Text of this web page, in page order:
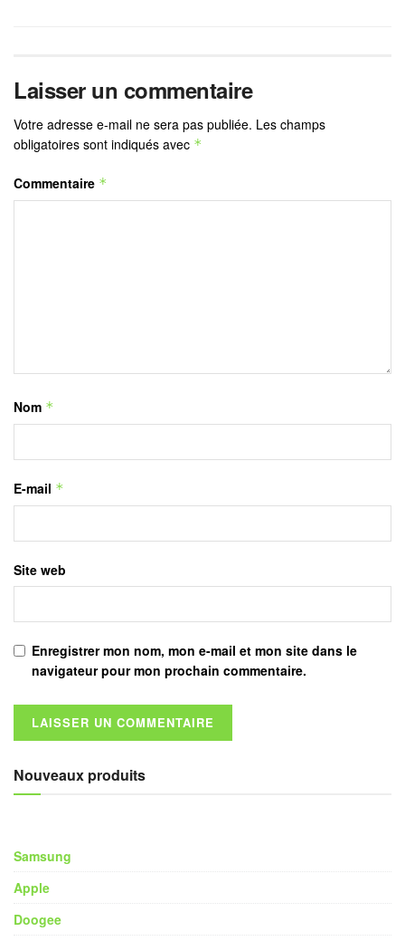
Laisser un commentaire
Votre adresse e-mail ne sera pas publiée. Les champs
obligatoires sont indiqués avec *
Commentaire *
Nom *
E-mail *
Site web
Enregistrer mon nom, mon e-mail et mon site dans le
navigateur pour mon prochain commentaire.
Nouveaux produits
Samsung
Apple
Doogee